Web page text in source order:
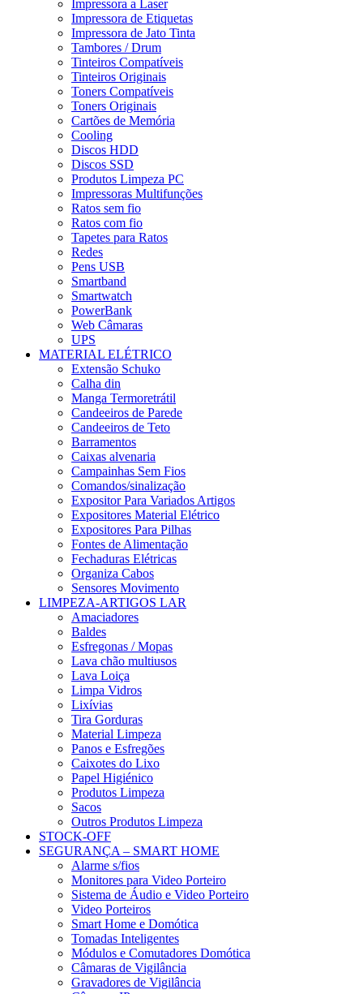
Impressora a Laser
Impressora de Etiquetas
Impressora de Jato Tinta
Tambores / Drum
Tinteiros Compatíveis
Tinteiros Originais
Toners Compatíveis
Toners Originais
Cartões de Memória
Cooling
Discos HDD
Discos SSD
Produtos Limpeza PC
Impressoras Multifunções
Ratos sem fio
Ratos com fio
Tapetes para Ratos
Redes
Pens USB
Smartband
Smartwatch
PowerBank
Web Câmaras
UPS
MATERIAL ELÉTRICO
Extensão Schuko
Calha din
Manga Termoretrátil
Candeeiros de Parede
Candeeiros de Teto
Barramentos
Caixas alvenaria
Campainhas Sem Fios
Comandos/sinalização
Expositor Para Variados Artigos
Expositores Material Elétrico
Expositores Para Pilhas
Fontes de Alimentação
Fechaduras Elétricas
Organiza Cabos
Sensores Movimento
LIMPEZA-ARTIGOS LAR
Amaciadores
Baldes
Esfregonas / Mopas
Lava chão multiusos
Lava Loiça
Limpa Vidros
Lixívias
Tira Gorduras
Material Limpeza
Panos e Esfregões
Caixotes do Lixo
Papel Higiénico
Produtos Limpeza
Sacos
Outros Produtos Limpeza
STOCK-OFF
SEGURANÇA – SMART HOME
Alarme s/fios
Monitores para Video Porteiro
Sistema de Áudio e Video Porteiro
Video Porteiros
Smart Home e Domótica
Tomadas Inteligentes
Módulos e Comutadores Domótica
Câmaras de Vigilância
Gravadores de Vigilância